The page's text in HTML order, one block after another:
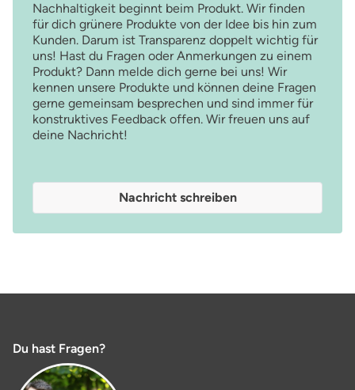
Nachhaltigkeit beginnt beim Produkt. Wir finden
für dich grünere Produkte von der Idee bis hin zum
Kunden. Darum ist Transparenz doppelt wichtig für
uns! Hast du Fragen oder Anmerkungen zu einem
Produkt? Dann melde dich gerne bei uns! Wir
kennen unsere Produkte und können deine Fragen
gerne gemeinsam besprechen und sind immer für
konstruktives Feedback offen. Wir freuen uns auf
deine Nachricht!
Nachricht schreiben
Du hast Fragen?